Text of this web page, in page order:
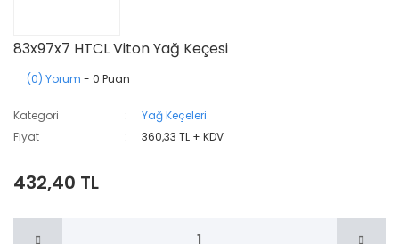
83x97x7 HTCL Viton Yağ Keçesi
(0) Yorum - 0 Puan
Kategori
Yağ Keçeleri
Fiyat
360,33 TL + KDV
432,40 TL